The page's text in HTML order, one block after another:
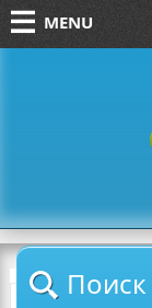
MENU
Поиск